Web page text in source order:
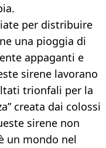
per distribuire
una pioggia di
appaganti e
sirene lavorano
trionfali per la
creata dai colossi
sirene non
un mondo nel